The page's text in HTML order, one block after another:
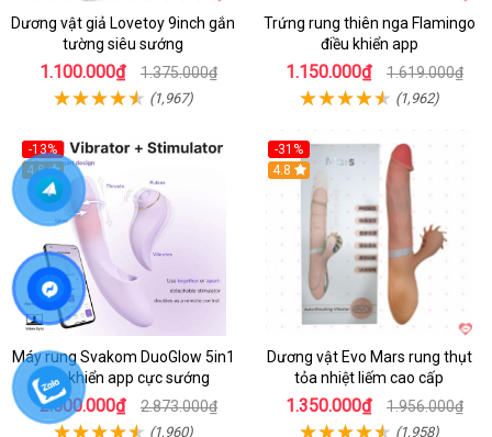
Dương vật giả Lovetoy 9inch gắn
tường siêu sướng
1.100.000₫ 1.375.000₫
(1,967)
Trứng rung thiên nga Flamingo
điều khiển app
1.150.000₫ 1.619.000₫
(1,962)
-13%
4.8
Máy rung Svakom DuoGlow 5in1
điều khiển app cực sướng
2.500.000₫ 2.873.000₫
(1,960)
-31%
4.8
Dương vật Evo Mars rung thụt
tỏa nhiệt liếm cao cấp
1.350.000₫ 1.956.000₫
(1,958)